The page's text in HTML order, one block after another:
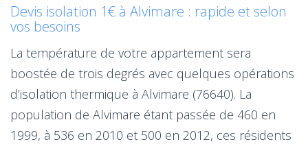
Devis isolation 1€ à Alvimare : rapide et selon
vos besoins
La température de votre appartement sera
boostée de trois degrés avec quelques opérations
d’isolation thermique à Alvimare (76640). La
population de Alvimare étant passée de 460 en
1999, à 536 en 2010 et 500 en 2012, ces résidents